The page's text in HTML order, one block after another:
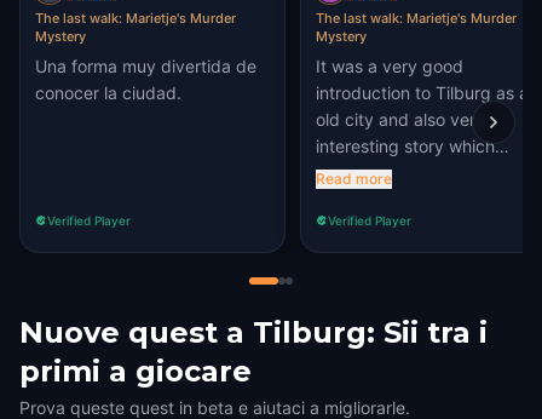
The last walk: Marietje's Murder
Mystery
Una forma muy divertida de
conocer la ciudad.
Verified Player
The last walk: Marietje's Murder
Mystery
It was a very good
introduction to Tilburg as an
old city and also very
interesting story which
makes you motivated to
the puzzles were a bit
difficult but I like that.
recommend it.
Read more
Verified Player
Nuove quest a Tilburg: Sii tra i
primi a giocare
Prova queste quest in beta e aiutaci a migliorarle.